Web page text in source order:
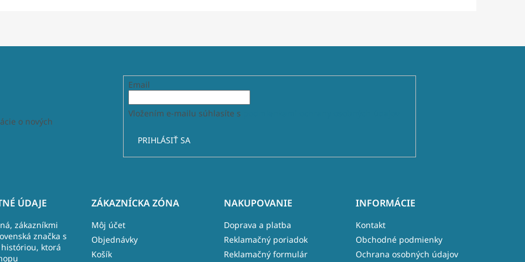
o nových
Email
Vložením e-mailu súhlasíte s
PRIHLÁSIŤ SA
ÚDAJE
zákazníkmi
značka s
ktorá
ZÁKAZNÍCKA ZÓNA
Môj účet
Objednávky
Košík
NAKUPOVANIE
Doprava a platba
Reklamačný poriadok
Reklamačný formulár
INFORMÁCIE
Kontakt
Obchodné podmienky
Ochrana osobných údajov